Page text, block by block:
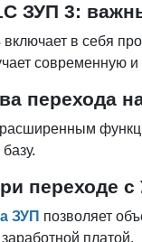
ЗУП 3:
включает в себя
современную
перехода
переходе
ЗУП позволяет
платой.